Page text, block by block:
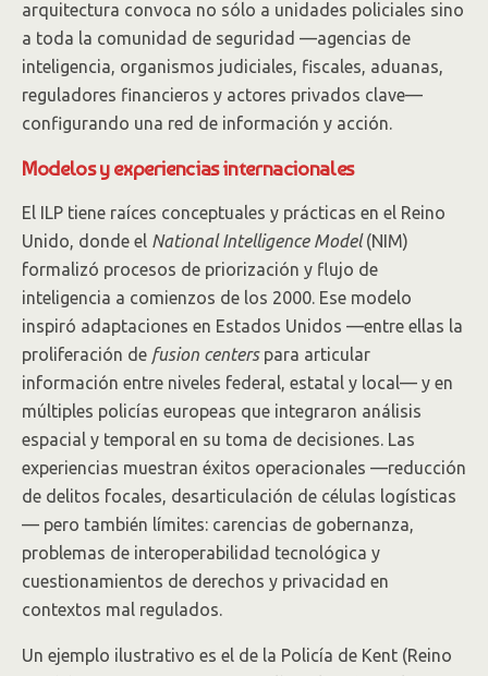
arquitectura convoca no sólo a unidades policiales sino
a toda la comunidad de seguridad —agencias de
inteligencia, organismos judiciales, fiscales, aduanas,
reguladores financieros y actores privados clave—
configurando una red de información y acción.
Modelos y experiencias internacionales
El ILP tiene raíces conceptuales y prácticas en el Reino
Unido, donde el National Intelligence Model(NIM)
formalizó procesos de priorización y flujo de
inteligencia a comienzos de los 2000. Ese modelo
inspiró adaptaciones en Estados Unidos —entre ellas la
proliferación de fusion centerspara articular
información entre niveles federal, estatal y local— y en
múltiples policías europeas que integraron análisis
espacial y temporal en su toma de decisiones. Las
experiencias muestran éxitos operacionales —reducción
de delitos focales, desarticulación de células logísticas
— pero también límites: carencias de gobernanza,
problemas de interoperabilidad tecnológica y
cuestionamientos de derechos y privacidad en
contextos mal regulados.
Un ejemplo ilustrativo es el de la Policía de Kent (Reino